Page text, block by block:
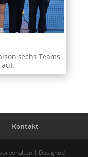
sechs Teams
auf.
Kontakt
| Designed